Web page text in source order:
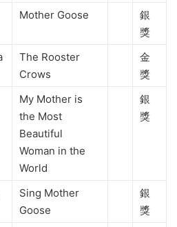
Mother Goose
銀
獎
The Rooster
Crows
金
獎
My Mother is
the Most
Beautiful
Woman in the
World
銀
獎
Sing Mother
Goose
銀
獎